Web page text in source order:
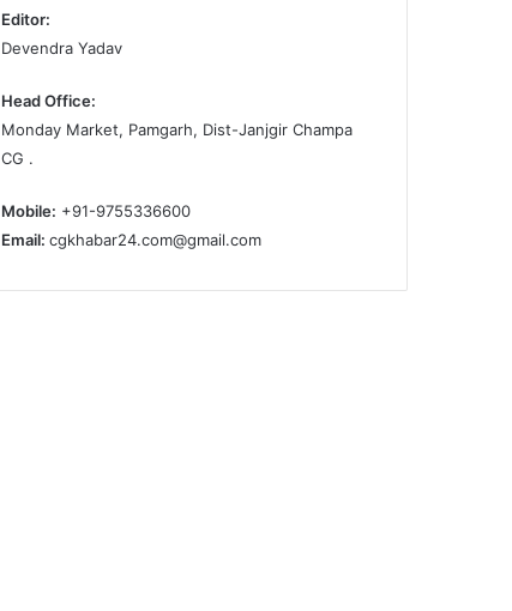
Editor:
Devendra Yadav
Head Office:
Monday Market, Pamgarh, Dist-Janjgir Champa
CG .
Mobile: +91-9755336600
Email:cgkhabar24.com@gmail.com